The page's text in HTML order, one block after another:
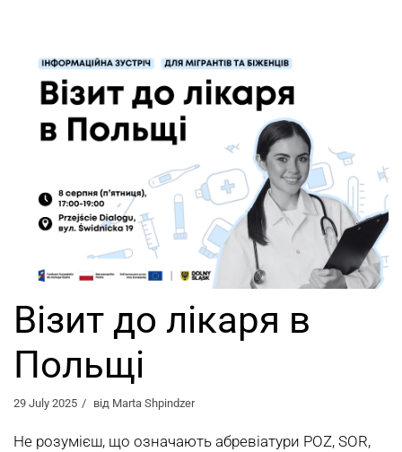
Візит до лікаря в
Польщі
29 July 2025 від Marta Shpindzer
Не розумієш, що означають абревіатури POZ, SOR,